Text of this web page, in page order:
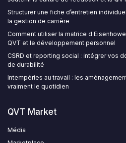
Structurer une fiche d’entretien
la gestion de carrière
Comment utiliser la matrice d
QVT et le développement personnel
CSRD et reporting social : intégrer vos
de durabilité
Intempéries au travail : les
vraiment le quotidien
QVT Market
Média